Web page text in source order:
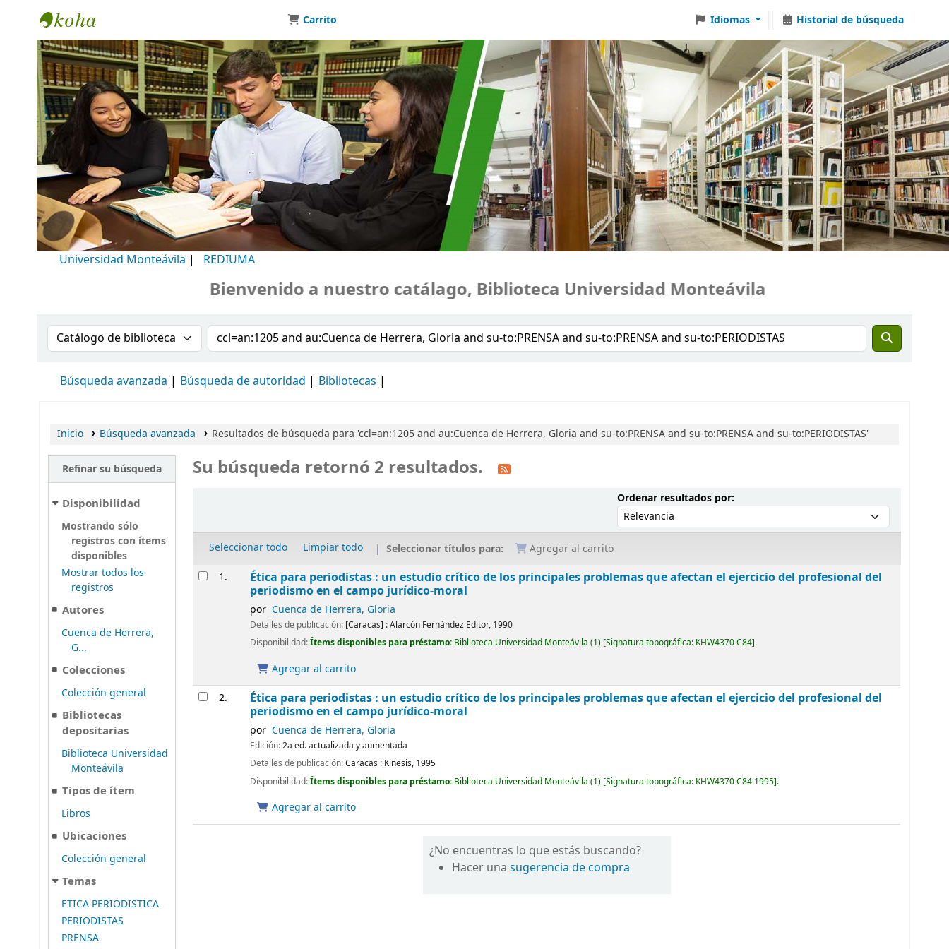
Biblioteca Universidad Monteávila
Carrito Idiomas Historial de búsqueda
Universidad Monteávila | REDIUMA
Bienvenido a nuestro catálago, Biblioteca Universidad Monteávila
Buscar en el catálogo por:Buscar en el catálogo
Búsqueda avanzada Búsqueda de autoridad Bibliotecas
Inicio Búsqueda avanzada Resultados de búsqueda para 'ccl=an:1205 and au:Cuenca de Herrera, Gloria and su-to:PRENSA and su-to:PRENSA and su-to:PERIODISTAS'
Refinar su búsqueda
Disponibilidad
Mostrando sólo
registros con ítems
disponibles
Mostrar todos los
registros
Autores
Cuenca de Herrera,
G...
Colecciones
Colección general
Bibliotecas
depositarias
Biblioteca Universidad
Monteávila
Tipos de ítem
Libros
Ubicaciones
Colección general
Temas
ETICA PERIODISTICA
PERIODISTAS
PRENSA
Su búsqueda retornó 2 resultados.
Ordenar resultados por:Ordenar por:
Seleccionar todo Limpiar todo Seleccionar títulos para: Agregar al carrito
Resultados
1.
Ética para periodistas : un estudio crítico de los principales problemas que afectan el ejercicio del profesional del
periodismo en el campo jurídico-moral
por Cuenca de Herrera, Gloria
Detalles de publicación: [Caracas] :Alarcón Fernández Editor, 1990
Disponibilidad:Ítems disponibles para préstamo: Biblioteca Universidad Monteávila (1) Signatura topográfica: KHW4370 C84 .
Agregar al carrito
2.
Ética para periodistas : un estudio crítico de los principales problemas que afectan el ejercicio del profesional del
periodismo en el campo jurídico-moral
por Cuenca de Herrera, Gloria
Edición:2a ed. actualizada y aumentada
Detalles de publicación:Caracas : Kinesis, 1995
Disponibilidad:Ítems disponibles para préstamo: Biblioteca Universidad Monteávila (1) Signatura topográfica: KHW4370 C84 1995 .
Agregar al carrito
¿No encuentras lo que estás buscando?
Hacer unasugerencia de compra